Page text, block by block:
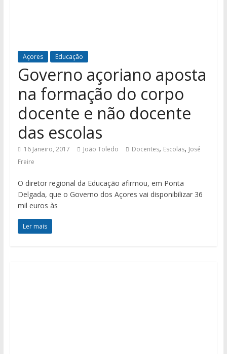
Açores Educação
Governo açoriano aposta
na formação do corpo
docente e não docente
das escolas
16 Janeiro, 2017 João Toledo Docentes, Escolas, José
Freire
O diretor regional da Educação afirmou, em Ponta
Delgada, que o Governo dos Açores vai disponibilizar 36
mil euros às
Ler mais